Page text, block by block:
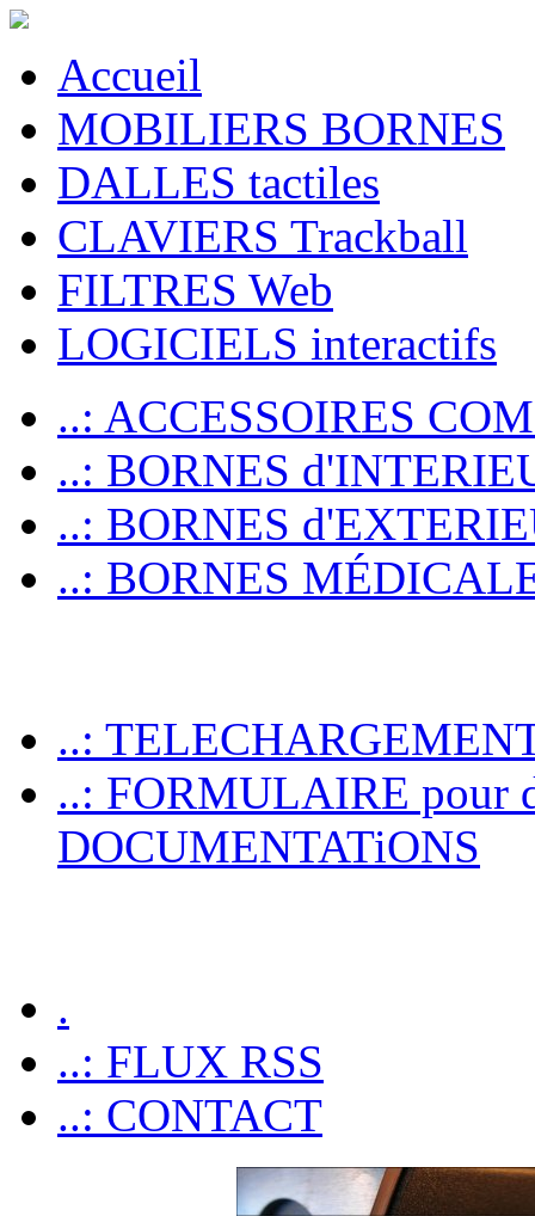
Accueil
MOBILIERS BORNES
DALLES tactiles
CLAVIERS Trackball
FILTRES Web
LOGICIELS interactifs
..: ACCESSOIRES
..: BORNES
..: BORNES
..: BORNES
..:
..: FORMULAIRE pour
DOCUMENTATiONS
.
..: FLUX RSS
..: CONTACT